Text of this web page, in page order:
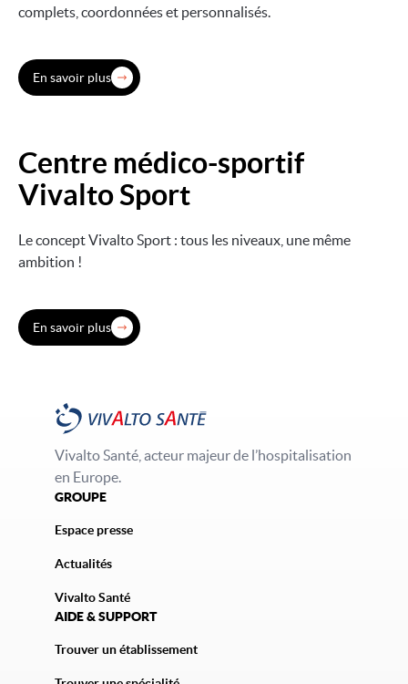
complets, coordonnées et personnalisés.
En savoir plus
Image
Centre médico-sportif
Vivalto Sport
Le concept Vivalto Sport : tous les niveaux, une même
ambition !
En savoir plus
Vivalto Santé, acteur majeur de l’hospitalisation
en Europe.
GROUPE
Espace presse
Actualités
Vivalto Santé
AIDE & SUPPORT
Trouver un établissement